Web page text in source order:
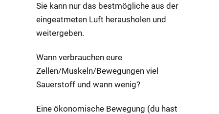
Sie kann nur das bestmögliche aus der
eingeatmeten Luft herausholen und
weitergeben.
Wann verbrauchen eure
Zellen/Muskeln/Bewegungen viel
Sauerstoff und wann wenig?
Eine ökonomische Bewegung (du hast